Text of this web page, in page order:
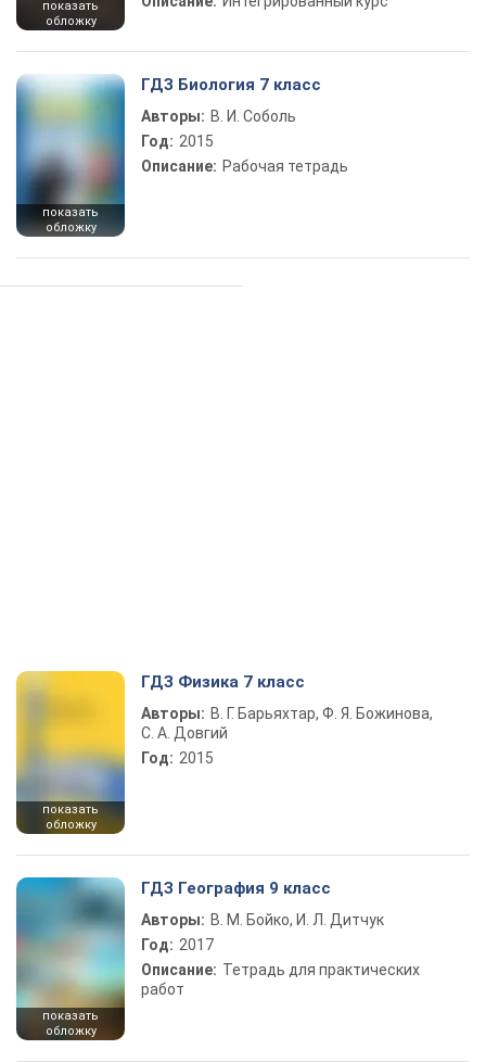
показать
обложку
показать
обложку
ГДЗ Биология 7 класс
Авторы: В. И. Соболь
Год: 2015
Описание: Рабочая тетрадь
показать
обложку
ГДЗ Физика 7 класс
Авторы: В. Г. Барьяхтар, Ф. Я. Божинова,
С. А. Довгий
Год: 2015
показать
обложку
ГДЗ География 9 класс
Авторы: В. М. Бойко, И. Л. Дитчук
Год: 2017
Описание: Тетрадь для практических
работ